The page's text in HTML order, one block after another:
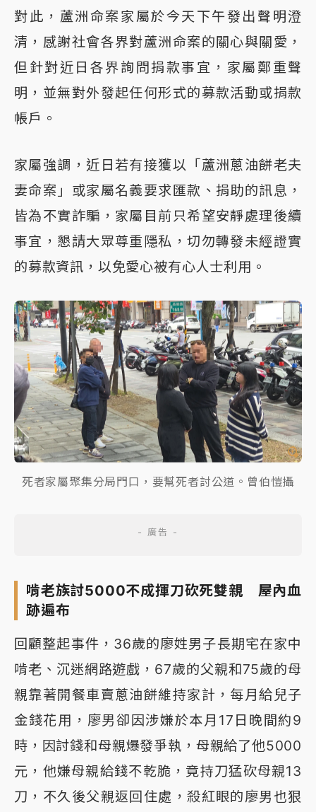
對此，蘆洲命案家屬於今天下午發出聲明澄
清，感謝社會各界對蘆洲命案的關心與關愛，
但針對近日各界詢問捐款事宜，家屬鄭重聲
明，並無對外發起任何形式的募款活動或捐款
帳戶。
家屬強調，近日若有接獲以「蘆洲蔥油餅老夫
妻命案」或家屬名義要求匯款、捐助的訊息，
皆為不實詐騙，家屬目前只希望安靜處理後續
事宜，懇請大眾尊重隱私，切勿轉發未經證實
的募款資訊，以免愛心被有心人士利用。
死者家屬聚集分局門口，要幫死者討公道。曾伯愷攝
啃老族討5000不成揮刀砍死雙親 屋內血
跡遍布
回顧整起事件，36歲的廖姓男子長期宅在家中
啃老、沉迷網路遊戲，67歲的父親和75歲的母
親靠著開餐車賣蔥油餅維持家計，每月給兒子
金錢花用，廖男卻因涉嫌於本月17日晚間約9
時，因討錢和母親爆發爭執，母親給了他5000
元，他嫌母親給錢不乾脆，竟持刀猛砍母親13
刀，不久後父親返回住處，殺紅眼的廖男也狠